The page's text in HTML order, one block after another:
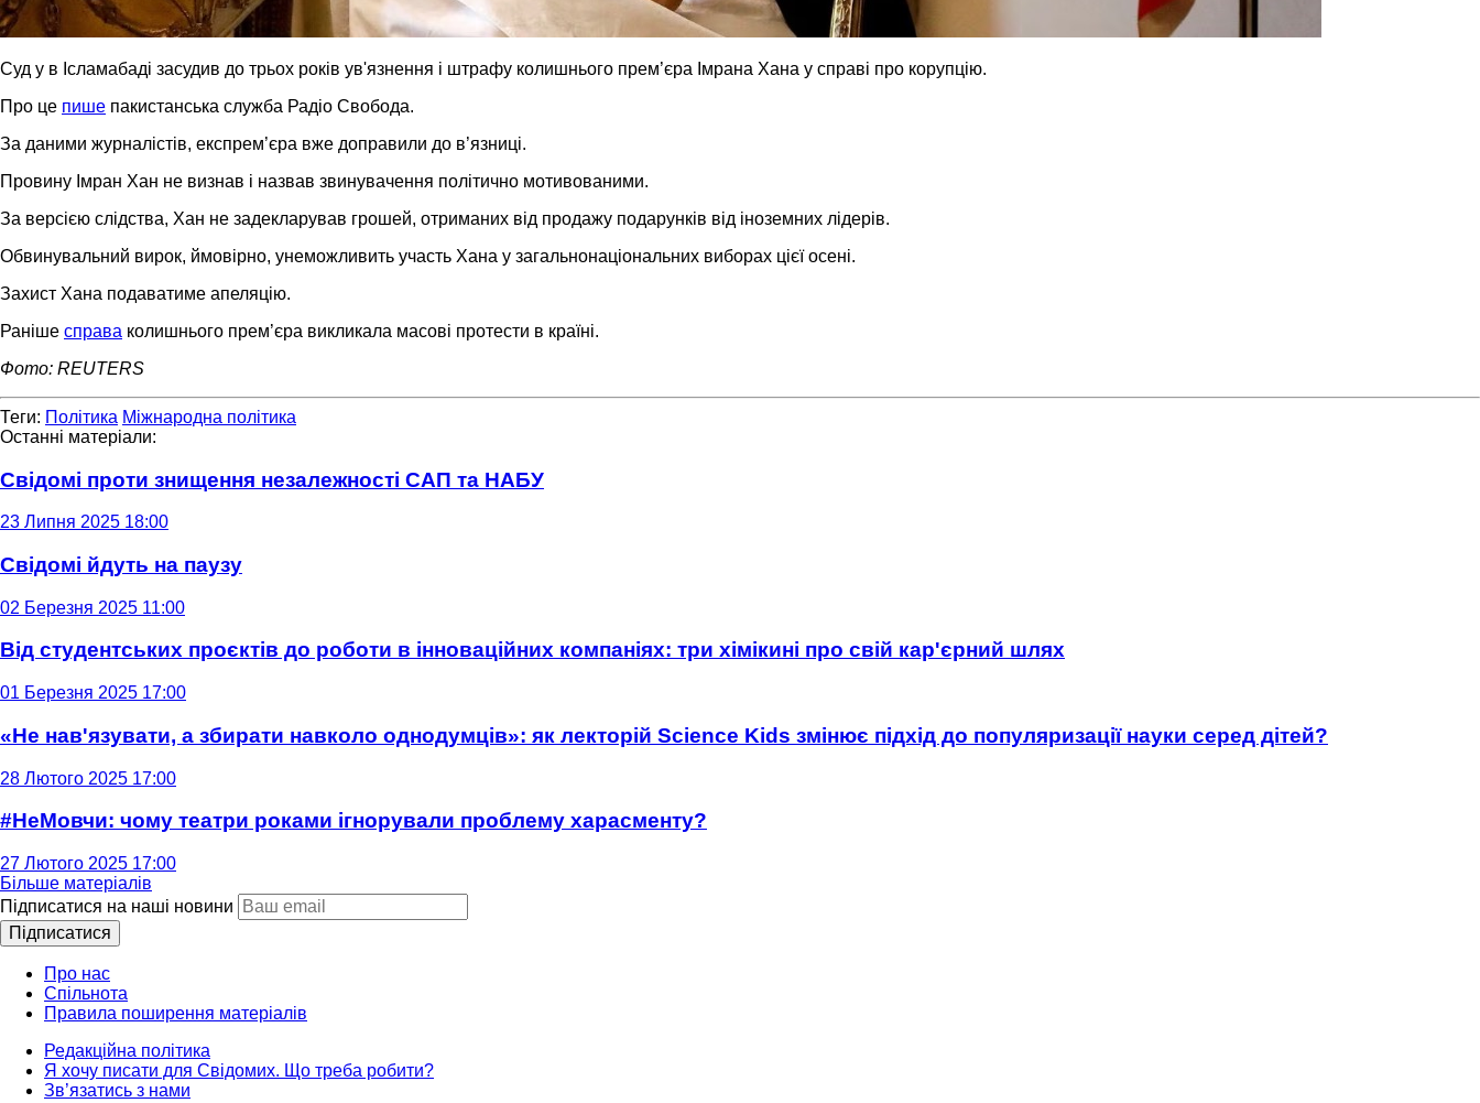
Суд у в Ісламабаді засудив до трьох років ув'язнення і штрафу колишнього прем’єра Імрана Хана у справі про корупцію.
Про це пише пакистанська служба Радіо Свобода.
За даними журналістів, експрем’єра вже доправили до в’язниці.
Провину Імран Хан не визнав і назвав звинувачення політично мотивованими.
За версією слідства, Хан не задекларував грошей, отриманих від продажу подарунків від іноземних лідерів.
Обвинувальний вирок, ймовірно, унеможливить участь Хана у загальнонаціональних виборах цієї осені.
Захист Хана подаватиме апеляцію.
Раніше справа колишнього прем’єра викликала масові протести в країні.
Фото: REUTERS
Теги: Політика Міжнародна політика
Останні матеріали:
Свідомі проти знищення незалежності САП та НАБУ
23 Липня 2025 18:00
Свідомі йдуть на паузу
02 Березня 2025 11:00
Від студентських проєктів до роботи в інноваційних компаніях: три хімікині про свій кар'єрний шлях
01 Березня 2025 17:00
«Не нав'язувати, а збирати навколо однодумців»: як лекторій Science Kids змінює підхід до популяризації науки серед дітей?
28 Лютого 2025 17:00
#НеМовчи: чому театри роками ігнорували проблему харасменту?
27 Лютого 2025 17:00
Більше матеріалів
Підписатися на наші новини
Підписатися
Про нас
Спільнота
Правила поширення матеріалів
Редакційна політика
Я хочу писати для Свідомих. Що треба робити?
Зв’язатись з нами